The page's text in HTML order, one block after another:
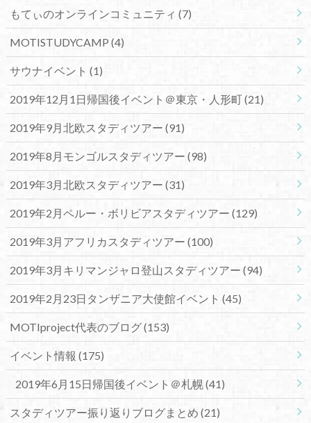
もてぃのオンラインコミュニティ (7)
MOTISTUDYCAMP (4)
サウナイベント (1)
2019年12月1日帰国後イベント＠東京・人形町(21)
2019年9月北欧スタディツアー (91)
2019年8月モンゴルスタディツアー (98)
2019年3月北欧スタディツアー (31)
2019年2月ペルー・ボリビアスタディツアー (129)
2019年3月アフリカスタディツアー (100)
2019年3月キリマンジャロ登山スタディツアー (94)
2019年2月23日タンザニア大使館イベント (45)
MOTIproject代表のブログ(153)
イベント情報 (175)
2019年6月15日帰国後イベント＠札幌(41)
スタディツアー振り返りブログまとめ (21)